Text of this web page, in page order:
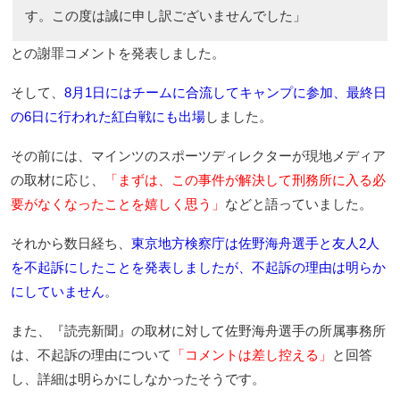
す。この度は誠に申し訳ございませんでした」
との謝罪コメントを発表しました。
そして、 8月1日にはチームに合流してキャンプに参加、最終日
の6日に行われた紅白戦にも出場しました。
その前には、マインツのスポーツディレクターが現地メディア
の取材に応じ、
「まずは、この事件が解決して刑務所に入る必
要がなくなったことを嬉しく思う」 などと語っていました。
それから数日経ち、 東京地方検察庁は佐野海舟選手と友人2人
を不起訴にしたことを発表しましたが、不起訴の理由は明らか
にしていません。
また、『読売新聞』の取材に対して佐野海舟選手の所属事務所
は、不起訴の理由について
「コメントは差し控える」
と回答
し、詳細は明らかにしなかったそうです。